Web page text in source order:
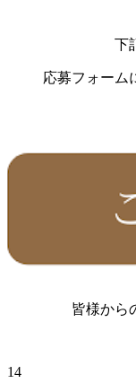
下
応募フォーム
皆様から
14